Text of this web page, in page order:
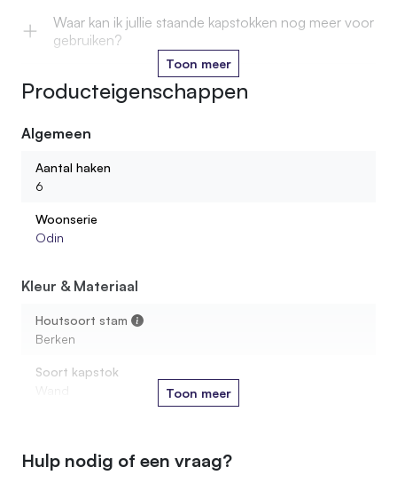
Waar kan ik jullie staande kapstokken nog meer voor
gebruiken?
Kan ik een kapstok ook bestellen met een
beits/oliebehandeling?
Worden de wandkapstokken compleet met
Toon meer
Producteigenschappen
Algemeen
Aantal haken
6
Woonserie
Odin
Kleur & Materiaal
Houtsoort stam
Berken
Soort kapstok
Wand
Kleur oliebehandeling
Toon meer
Hulp nodig of een vraag?